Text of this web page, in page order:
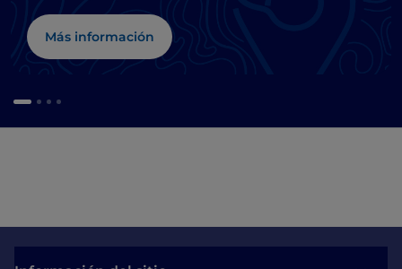
Más información